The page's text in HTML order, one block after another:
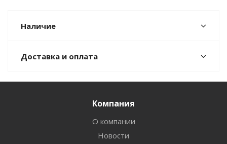
Наличие
Доставка и оплата
Компания
О компании
Новости